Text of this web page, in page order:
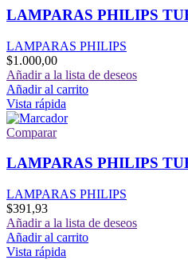
LAMPARAS PHILIPS
LAMPARAS PHILIPS
$1.000,00
Añadir a la lista de deseos
Añadir al carrito
Vista rápida
Comparar
LAMPARAS PHILIPS
LAMPARAS PHILIPS
$391,93
Añadir a la lista de deseos
Añadir al carrito
Vista rápida